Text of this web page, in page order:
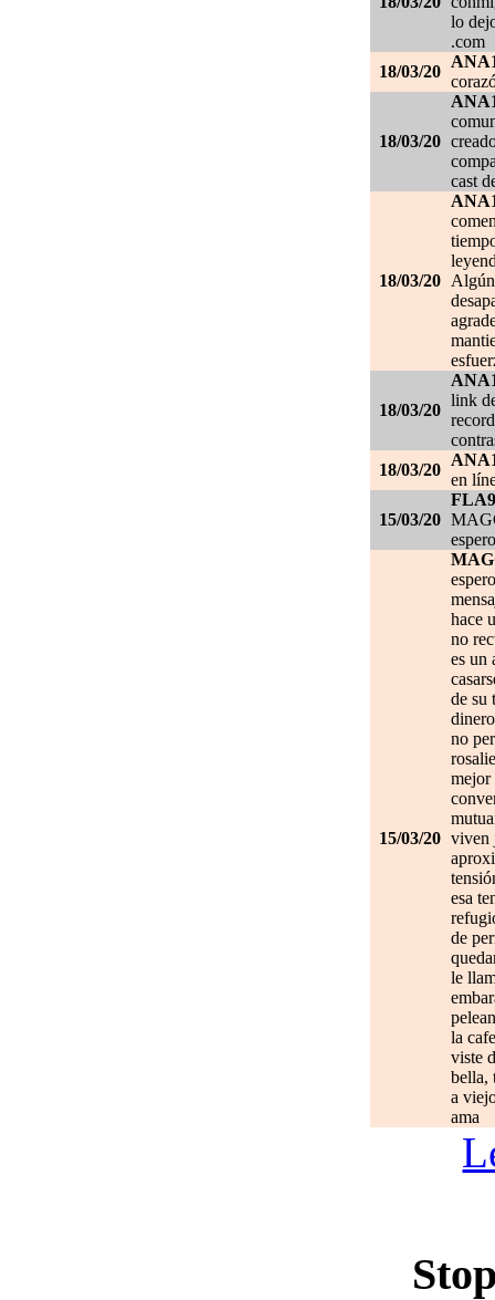
lo
.com
18/03/20
18/03/20
cast
18/03/20
18/03/20
link
18/03/20
en
15/03/20
15/03/20
hace
no
es un
de su
no
mejor
viven
esa
de
le
la
viste
bella,
a
ama